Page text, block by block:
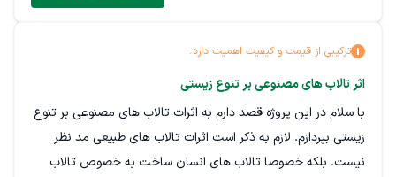
ترکیبی از قیمت و کیفیت اهمیت دارد.
اثر تالاب های مصنوعی بر تنوع زیستی
با سلام در این پروژه قصد دارم به اثرات تالاب های مصنوعی بر تنوع
زیستی بپردازم. لازم به ذکر است اثرات تالاب های طبیعی مد نظر
نیست. بلکه خصوصا تالاب های انسان ساخت به خصوص تالاب